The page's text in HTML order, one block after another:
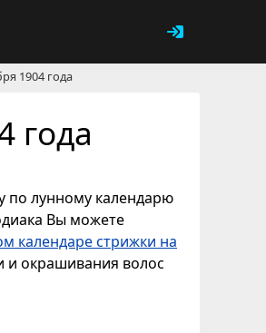
1904 года
года
по лунному календарю
Вы можете
календаре стрижки на
и окрашивания волос